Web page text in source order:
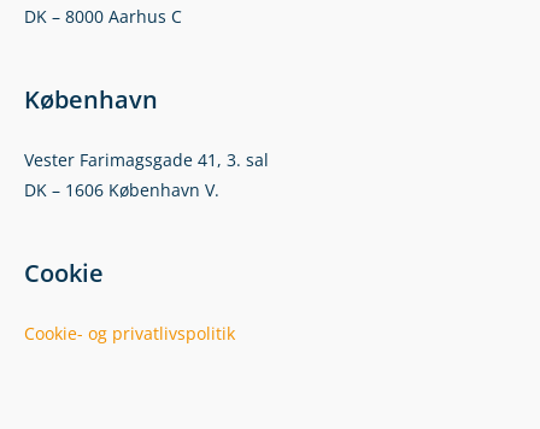
DK – 8000 Aarhus C
København
Vester Farimagsgade 41, 3. sal
DK – 1606 København V.
Cookie
Cookie- og privatlivspolitik